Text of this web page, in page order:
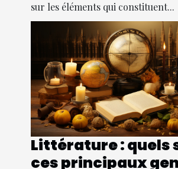
sur les éléments qui constituent...
Littérature : quels
ces principaux